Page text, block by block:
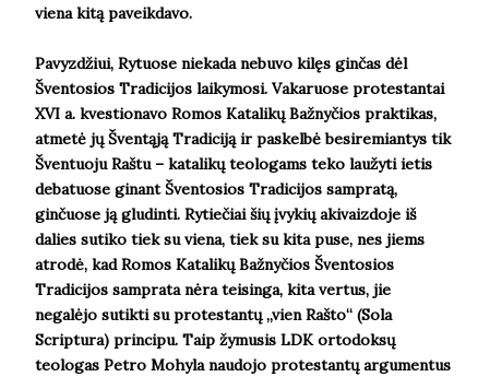
viena kitą paveikdavo.
Pavyzdžiui, Rytuose niekada nebuvo kilęs ginčas dėl
Šventosios Tradicijos laikymosi. Vakaruose protestantai
XVI a. kvestionavo Romos Katalikų Bažnyčios praktikas,
atmetė jų Šventąją Tradiciją ir paskelbė besiremiantys tik
Šventuoju Raštu – katalikų teologams teko laužyti ietis
debatuose ginant Šventosios Tradicijos sampratą,
ginčuose ją gludinti. Rytiečiai šių įvykių akivaizdoje iš
dalies sutiko tiek su viena, tiek su kita puse, nes jiems
atrodė, kad Romos Katalikų Bažnyčios Šventosios
Tradicijos samprata nėra teisinga, kita vertus, jie
negalėjo sutikti su protestantų „vien Rašto“ (Sola
Scriptura) principu. Taip žymusis LDK ortodoksų
teologas Petro Mohyla naudojo protestantų argumentus